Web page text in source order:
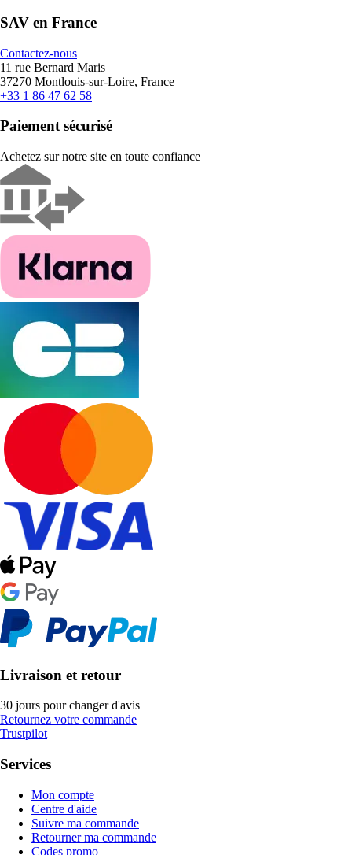
SAV en France
Contactez-nous
11 rue Bernard Maris
37270 Montlouis-sur-Loire, France
+33 1 86 47 62 58
Paiement sécurisé
Achetez sur notre site en toute confiance
Livraison et retour
30 jours pour changer d'avis
Retournez votre commande
Trustpilot
Services
Mon compte
Centre d'aide
Suivre ma commande
Retourner ma commande
Codes promo